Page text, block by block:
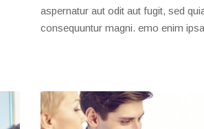
aspernatur aut odit aut fugit, sed
consequuntur magni. emo enim